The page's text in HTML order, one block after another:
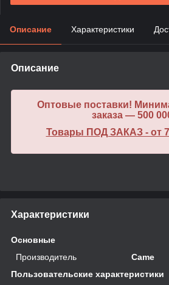
Описание Характеристики
Описание
Оптовые поставки!
заказа — 500
Товары ПОД ЗАКАЗ - от
Характеристики
Основные
Производитель
Came
Пользовательские характеристики